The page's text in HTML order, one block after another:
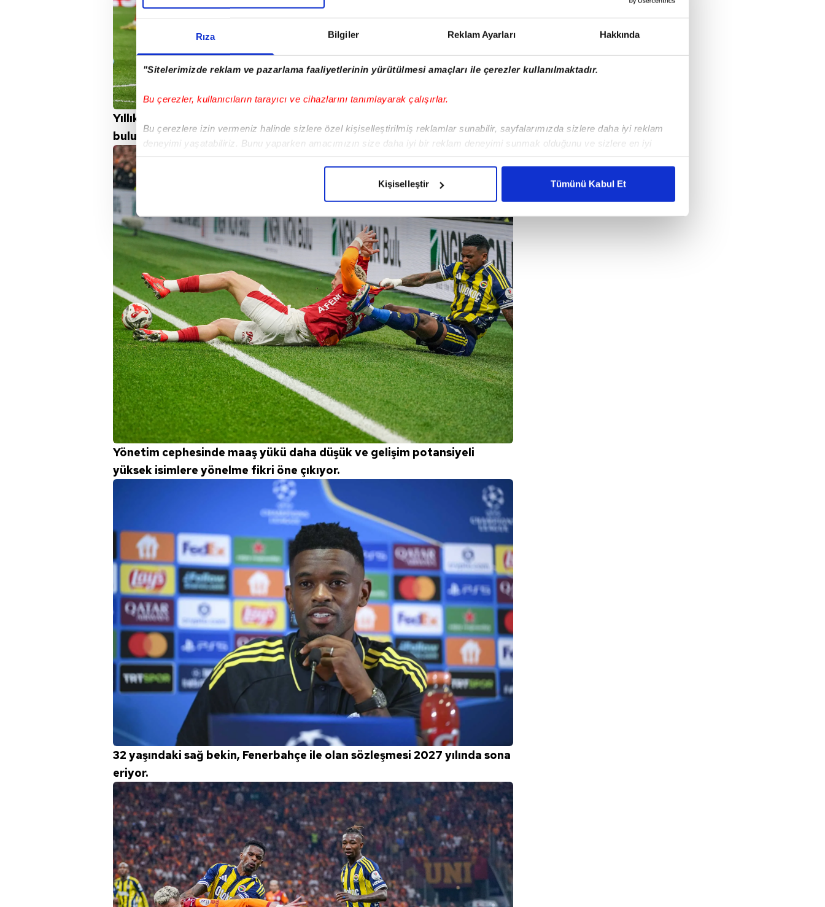
Rıza Bilgiler Reklam Ayarları Hakkında
"Sitelerimizde reklam ve pazarlama faaliyetlerinin yürütülmesi amaçları ile çerezler kullanılmaktadır.
Bu çerezler, kullanıcıların tarayıcı ve cihazlarını tanımlayarak çalışırlar.
Bu çerezlere izin vermeniz halinde sizlere özel kişiselleştirilmiş reklamlar sunabilir, sayfalarımızda sizlere daha iyi reklam
deneyimi yaşatabiliriz. Bunu yaparken amacımızın size daha iyi bir reklam deneyimi sunmak olduğunu ve sizlere en iyi
içerikleri sunabilmek adına elimizden gelen çabayı gösterdiğimizi ve bu noktada, reklamların maliyetlerimizi karşılamak
Her halükârda, kullanıcılar, bu çerezlere izin vermedikleri takdirde, kullanıcılara hedefli reklamlar gösterilmeyecektir."
Sizlere daha iyi bir hizmet sunabilmek için İnternet Sitemizde kendimize ve üçüncü kişilere ait çerezler kullanılmaktadır. Bu
çerezler vasıtasıyla çeşitli kişisel verileriniz işlenmekte olup gerekli olan çerezler bilgi toplumu hizmetlerinin sunulması
amacıyla kullanılmaktadır. Diğer çerezler, sitemizin daha işlevsel kılınması ve kişiselleştirilmesi ve sizlere yönelik
reklam/pazarlama faaliyetlerinin yapılması, amaçlarıyla sınırlı olarak açık rızanız dahilinde kullanılacaktır.
Çerezlere ilişkin tercihlerinizi aşağıda yer alan panel vasıtasıyla belirleyebilirsiniz. Çerezlere ilişkin detaylı bilgi için Ayarlar
butonuna tıklayabilir,Çerez Bilgilendirme Metnimiziziyaret edebilirsiniz.
6698 sayılı Kişisel Verilerin Korunması Kanunu uyarınca hazırlanmış Aydınlatma Metnimizi okumak ve sitemizde ilgili
mevzuata uygun olarak kullanılan çerezlerle ilgili bilgi almak için lütfentıklayınız.
Kişiselleştir Tümünü Kabul Et
Yıllık 4 milyon Euro kazanan Portekizli oyuncuya ülkesinden teklifler
bulunuyor.
Yönetim cephesinde maaş yükü daha düşük ve gelişim potansiyeli
yüksek isimlere yönelme fikri öne çıkıyor.
32 yaşındaki sağ bekin, Fenerbahçe ile olan sözleşmesi 2027 yılında sona
eriyor.